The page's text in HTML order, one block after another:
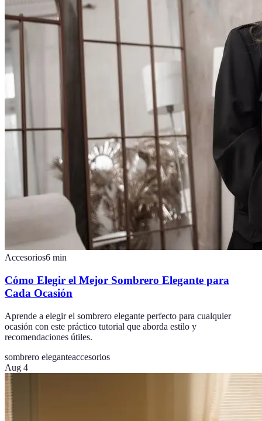
Accesorios6 min
Cómo Elegir el Mejor Sombrero Elegante para
Cada Ocasión
Aprende a elegir el sombrero elegante perfecto para cualquier
ocasión con este práctico tutorial que aborda estilo y
recomendaciones útiles.
sombrero eleganteaccesorios
Aug 4